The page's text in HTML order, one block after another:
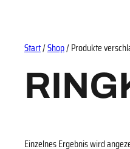
Start/Shop/ Produkte
Einzelnes Ergebnis wird